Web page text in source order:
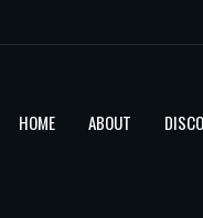
HOME ABOUT